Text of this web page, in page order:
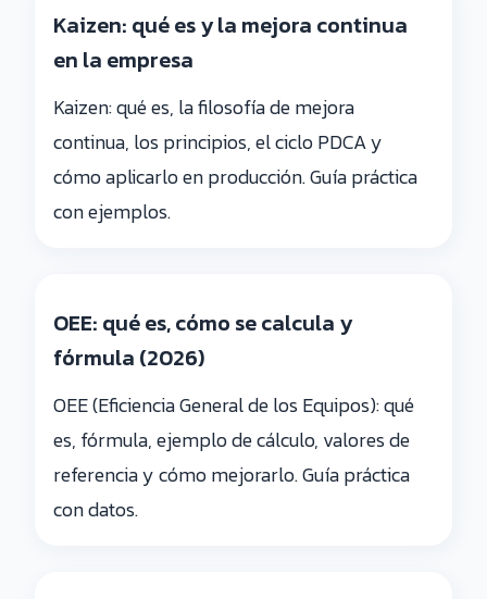
Kaizen: qué es y la mejora continua
en la empresa
Kaizen: qué es, la filosofía de mejora
continua, los principios, el ciclo PDCA y
cómo aplicarlo en producción. Guía práctica
con ejemplos.
OEE: qué es, cómo se calcula y
fórmula (2026)
OEE (Eficiencia General de los Equipos): qué
es, fórmula, ejemplo de cálculo, valores de
referencia y cómo mejorarlo. Guía práctica
con datos.